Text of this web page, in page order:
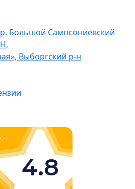
Большой Сампсониевский
Выборгский р-н